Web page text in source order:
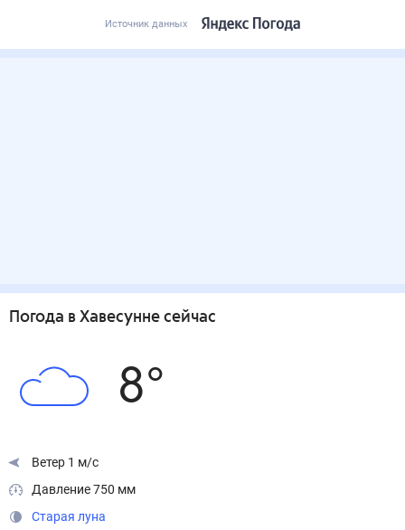
Источник данных
Погода в Хавесунне сейчас
8°
Ветер 1 м/с
Давление 750 мм
Старая луна